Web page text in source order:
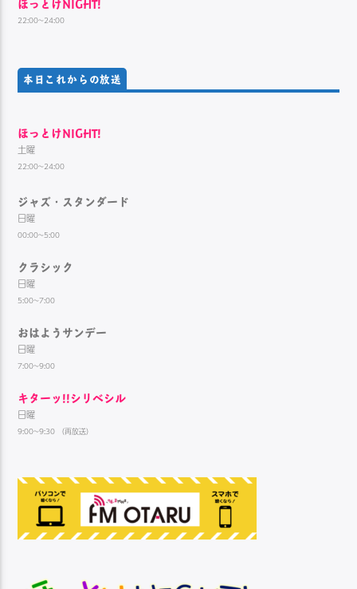
ほっとけNIGHT!
22:00~24:00
本日これからの放送
ほっとけNIGHT!
土曜
22:00~24:00
ジャズ・スタンダード
日曜
00:00~5:00
クラシック
日曜
5:00~7:00
おはようサンデー
日曜
7:00~9:00
キターッ!!シリベシル
日曜
9:00~9:30 （再放送）